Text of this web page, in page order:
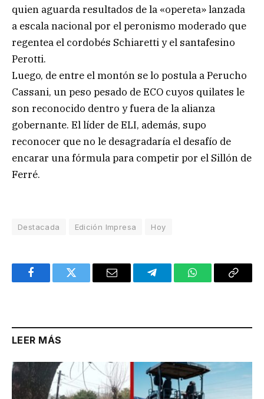
quien aguarda resultados de la «opereta» lanzada
a escala nacional por el peronismo moderado que
regentea el cordobés Schiaretti y el santafesino
Perotti.
Luego, de entre el montón se lo postula a Perucho
Cassani, un peso pesado de ECO cuyos quilates le
son reconocido dentro y fuera de la alianza
gobernante. El líder de ELI, además, supo
reconocer que no le desagradaría el desafío de
encarar una fórmula para competir por el Sillón de
Ferré.
Destacada Edición Impresa Hoy
FacebookTwitter Email TelegramWhatsAppCopy
LEER MÁS